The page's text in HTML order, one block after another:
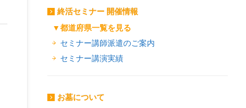
終活セミナー 開催情報
▼都道府県一覧を見る
セミナー講師派遣のご案内
セミナー講演実績
お墓について